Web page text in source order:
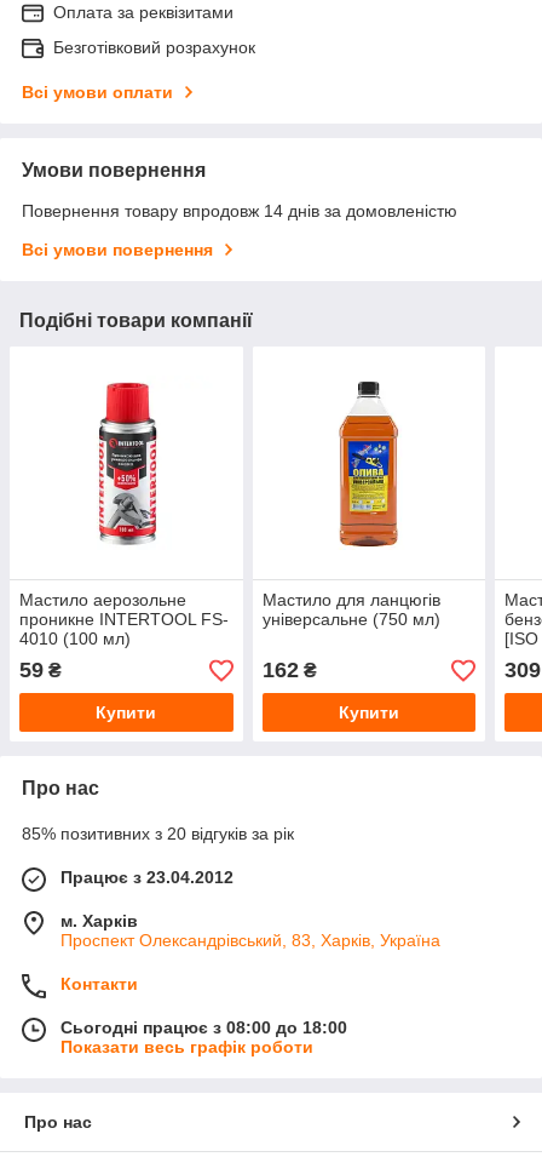
Оплата за реквізитами
Безготівковий розрахунок
Всі умови оплати
Умови повернення
Повернення товару впродовж 14 днів за домовленістю
Всі умови повернення
Подібні товари компанії
Мастило аерозольне
проникне INTERTOOL FS-
4010 (100 мл)
59 ₴
Купити
Мастило для ланцюгів
універсальне (750 мл)
162₴
Купити
309
Про нас
85% позитивних з 20 відгуків за рік
Працює з 23.04.2012
м. Харків
Проспект Олександрівський, 83, Харків, Україна
Контакти
Сьогодні працює з 08:00 до 18:00
Показати весь графік роботи
Про нас